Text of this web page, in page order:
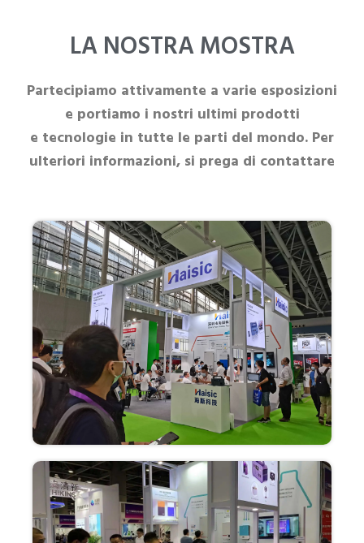
LA NOSTRA MOSTRA
Partecipiamo attivamente a varie esposizioni
e portiamo i nostri ultimi prodotti
e tecnologie in tutte le parti del mondo. Per
ulteriori informazioni, si prega di contattare